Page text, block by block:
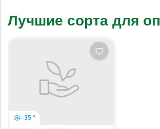
Лучшие сорта для
–35 °